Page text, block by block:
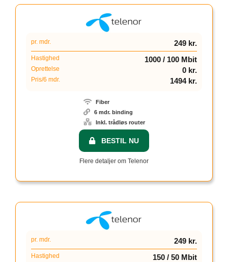
pr. mdr. 249 kr.
Hastighed 1000 / 100 Mbit
Oprettelse 0 kr.
Pris/6 mdr. 1494 kr.
Fiber
6 mdr. binding
Inkl. trådløs router
BESTIL NU
Flere detaljer om Telenor
pr. mdr. 249 kr.
Hastighed 150 / 50 Mbit